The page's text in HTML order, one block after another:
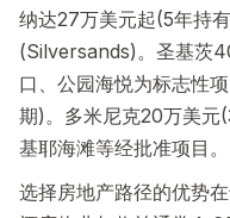
纳达27万美元起(5年持
(Silversands)。圣基茨
口、公园海悦为标志性
期)。多米尼克20万美元
基耶海滩等经批准项目。
选择房地产路径的优势